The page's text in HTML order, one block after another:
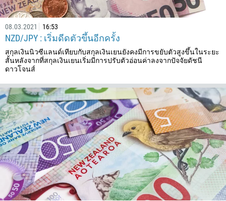
08.03.2021 16:53
NZD/JPY : เริ่มดีดตัวขึ้นอีกครั้ง
สกุลเงินนิวซีแลนด์เทียบกับสกุลเงินเยนยังคงมีการขยับตัวสูงขึ้นในระยะ
สั้นหลังจากที่สกุลเงินเยนเริ่มมีการปรับตัวอ่อนค่าลงจากปัจจัยดัชนี
ดาวโจนส์
242
243
682
506
385
53
357
420
45
253
1767
1809